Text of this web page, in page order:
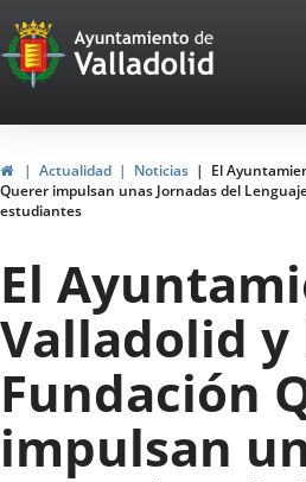
Portal
Web
del
Ayuntamiento
de
Valladolid
HomeActualidad Noticias
El
Querer impulsan unas Jornadas del
estudiantes
El
Valladolid y
Fundación
impulsan